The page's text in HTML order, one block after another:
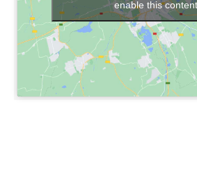
enable this content